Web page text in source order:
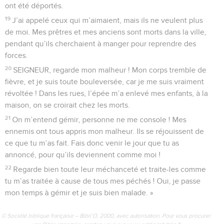
ont été déportés.
19 J’ai appelé ceux qui m’aimaient, mais ils ne veulent plus
de moi. Mes prêtres et mes anciens sont morts dans la ville,
pendant qu’ils cherchaient à manger pour reprendre des
forces.
20 SEIGNEUR, regarde mon malheur ! Mon corps tremble de
fièvre, et je suis toute bouleversée, car je me suis vraiment
révoltée ! Dans les rues, l’épée m’a enlevé mes enfants, à la
maison, on se croirait chez les morts.
21 On m’entend gémir, personne ne me console ! Mes
ennemis ont tous appris mon malheur. Ils se réjouissent de
ce que tu m’as fait. Fais donc venir le jour que tu as
annoncé, pour qu’ils deviennent comme moi !
22 Regarde bien toute leur méchanceté et traite-les comme
tu m’as traitée à cause de tous mes péchés ! Oui, je passe
mon temps à gémir et je suis bien malade. »
© Société biblique française – Bibli’O, 2000, avec autorisation. Pour vous procurer